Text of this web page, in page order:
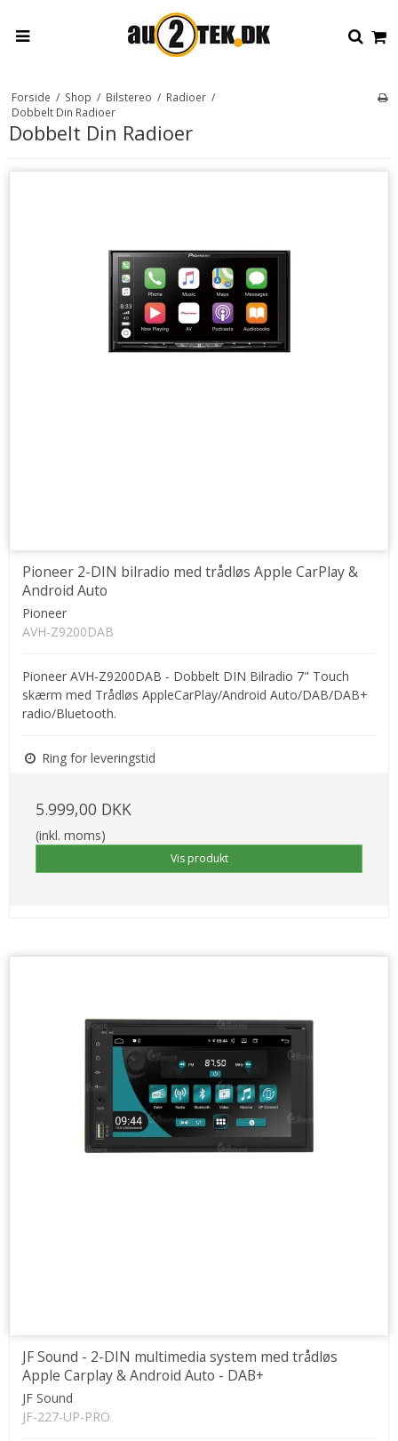
Forside / Shop / Bilstereo / Radioer /
Dobbelt Din Radioer
Dobbelt Din Radioer
Pioneer 2-DIN bilradio med trådløs Apple CarPlay &
Android Auto
Pioneer
AVH-Z9200DAB
Pioneer AVH-Z9200DAB - Dobbelt DIN Bilradio 7" Touch
skærm med Trådløs AppleCarPlay/Android Auto/DAB/DAB+
radio/Bluetooth.
Ring for leveringstid
5.999,00 DKK
(inkl. moms)
Vis produkt
JF Sound - 2-DIN multimedia system med trådløs
Apple Carplay & Android Auto - DAB+
JF Sound
JF-227-UP-PRO